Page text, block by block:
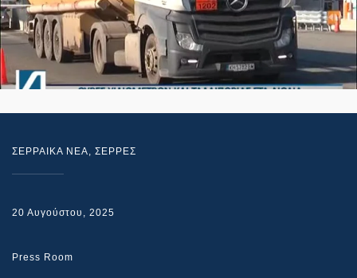
ΣΕΡΡΑΙΚΑ ΝΕΑ, ΣΕΡΡΕΣ
20 Αυγούστου, 2025
Press Room